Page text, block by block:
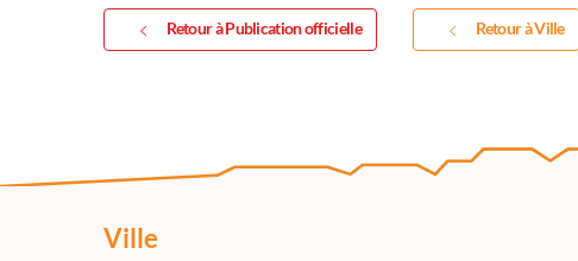
Retour à Publication officielle Retour à Ville
Ville